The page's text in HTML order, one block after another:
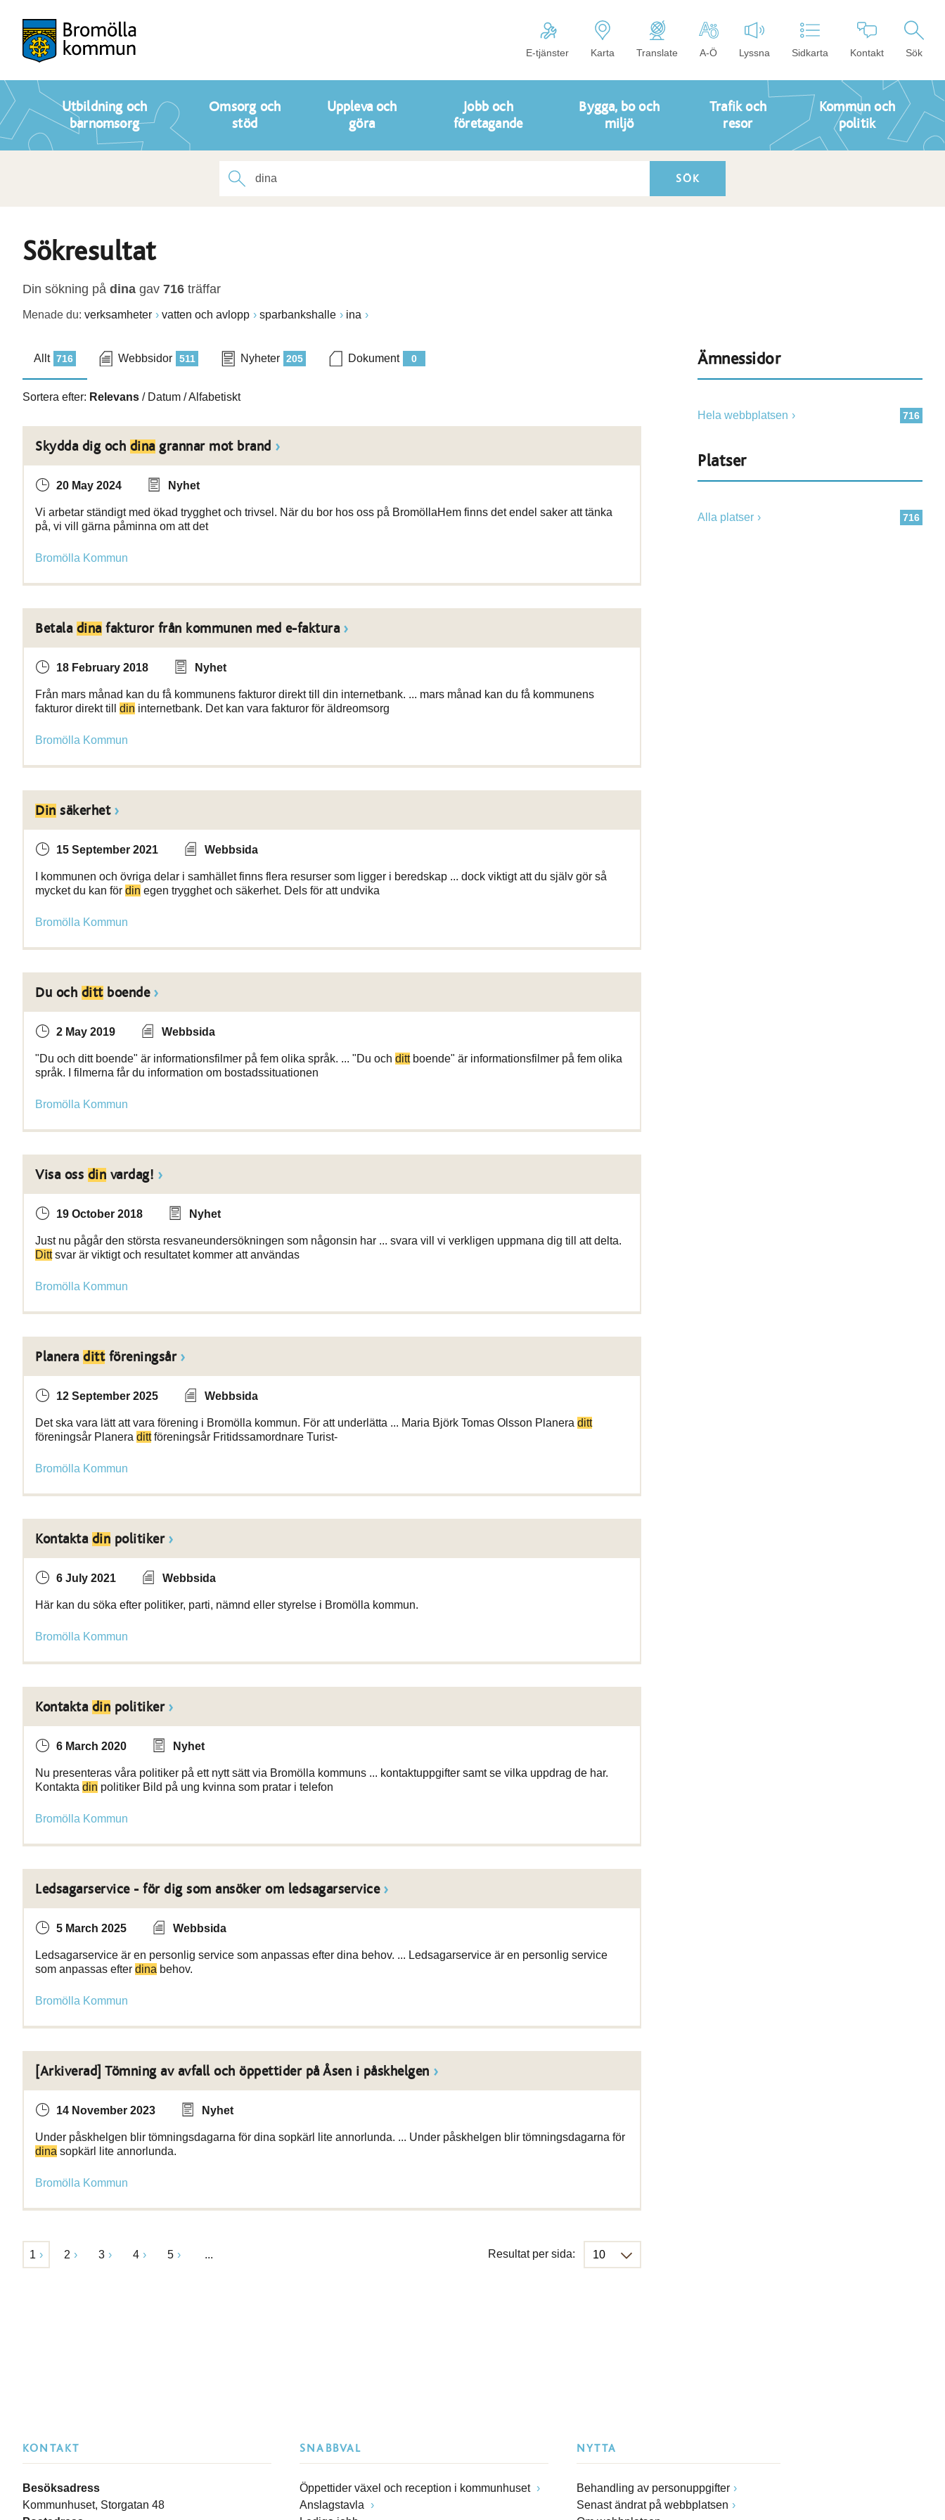
E-tjänster Karta Translate A-Ö Lyssna Sidkarta Kontakt Sök
Utbildning och
barnomsorg
Omsorg och
stöd
Uppleva och
göra
Jobb och
företagande
Bygga, bo och
miljö
Trafik och
resor
Kommun och
politik
Sökresultat
Din sökning på dina gav 716 träffar
Menade du: verksamheter vatten och avlopp sparbankshalle ina
716
Allt 511
Webbsidor 205
Nyheter 0
Dokument
Sortera efter: Relevans / Datum /Alfabetiskt
Skydda dig och dinagrannar mot brand
20 May 2024 Nyhet
Vi arbetar ständigt med ökad trygghet och trivsel. När du bor hos oss på BromöllaHem finns det endel saker att tänka
på, vi vill gärna påminna om att det
Bromölla Kommun
Betala dinafakturor från kommunen med e-faktura
18 February 2018 Nyhet
Från mars månad kan du få kommunens fakturor direkt till din internetbank. ... mars månad kan du få kommunens
fakturor direkt till din internetbank. Det kan vara fakturor för äldreomsorg
Bromölla Kommun
Din säkerhet
15 September 2021 Webbsida
I kommunen och övriga delar i samhället finns flera resurser som ligger i beredskap ... dock viktigt att du själv gör så
mycket du kan för din egen trygghet och säkerhet. Dels för att undvika
Bromölla Kommun
Du och dittboende
2 May 2019 Webbsida
"Du och ditt boende" är informationsfilmer på fem olika språk. ... "Du och dittboende" är informationsfilmer på fem olika
språk. I filmerna får du information om bostadssituationen
Bromölla Kommun
Visa oss din vardag!
19 October 2018 Nyhet
Just nu pågår den största resvaneundersökningen som någonsin har ... svara vill vi verkligen uppmana dig till att delta.
Dittsvar är viktigt och resultatet kommer att användas
Bromölla Kommun
Planera dittföreningsår
12 September 2025 Webbsida
Det ska vara lätt att vara förening i Bromölla kommun. För att underlätta ... Maria Björk Tomas Olsson Planera ditt
föreningsår Planera dittföreningsår Fritidssamordnare Turist-
Bromölla Kommun
Kontakta din politiker
6 July 2021 Webbsida
Här kan du söka efter politiker, parti, nämnd eller styrelse i Bromölla kommun.
Bromölla Kommun
Kontakta din politiker
6 March 2020 Nyhet
Nu presenteras våra politiker på ett nytt sätt via Bromölla kommuns ... kontaktuppgifter samt se vilka uppdrag de har.
Kontakta din politiker Bild på ung kvinna som pratar i telefon
Bromölla Kommun
Ledsagarservice - för dig som ansöker om ledsagarservice
5 March 2025 Webbsida
Ledsagarservice är en personlig service som anpassas efter dina behov. ... Ledsagarservice är en personlig service
som anpassas efter dina behov.
Bromölla Kommun
[Arkiverad] Tömning av avfall och öppettider på Åsen i påskhelgen
14 November 2023 Nyhet
Under påskhelgen blir tömningsdagarna för dina sopkärl lite annorlunda. ... Under påskhelgen blir tömningsdagarna för
dina sopkärl lite annorlunda.
Bromölla Kommun
1 2 3 4 5 ... Resultat per sida:
Ämnessidor
716
Hela webbplatsen
Platser
716
Alla platser
KONTAKT
Besöksadress
Kommunhuset, Storgatan 48
SNABBVAL
Öppettider växel och reception i kommunhuset
Anslagstavla
NYTTA
Behandling av personuppgifter
Senast ändrat på webbplatsen